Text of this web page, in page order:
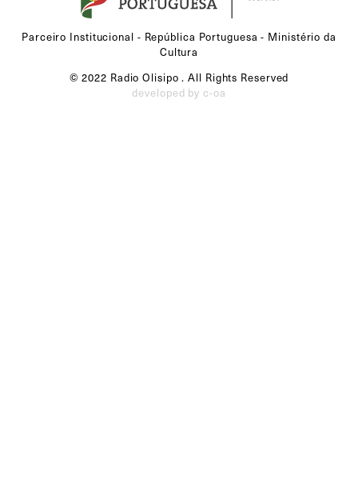
Parceiro Institucional - República Portuguesa - Ministério da
Cultura
© 2022 Radio Olisipo . All Rights Reserved
developed by c-oa